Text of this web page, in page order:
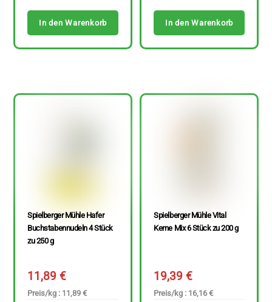
In den Warenkorb In den Warenkorb
Spielberger Mühle Hafer
Buchstabennudeln 4 Stück
zu 250 g
11,89€
Preis/kg : 11,89 €
Spielberger Mühle Vital
Kerne Mix 6 Stück zu 200 g
19,39€
Preis/kg : 16,16 €